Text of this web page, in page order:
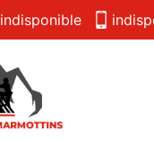
indisponible